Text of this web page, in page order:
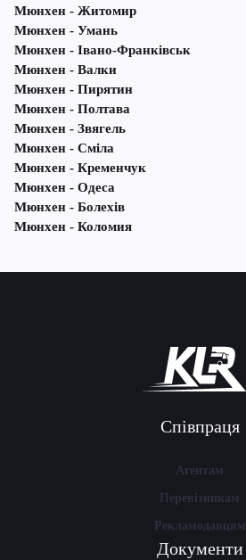
Мюнхен - Житомир
Мюнхен - Умань
Мюнхен - Івано-Франківськ
Мюнхен - Валки
Мюнхен - Пирятин
Мюнхен - Полтава
Мюнхен - Звягель
Мюнхен - Сміла
Мюнхен - Кременчук
Мюнхен - Одеса
Мюнхен - Болехів
Мюнхен - Коломия
Співпраця
Агентам
Перевізникам
Рекламодавцям
Документи